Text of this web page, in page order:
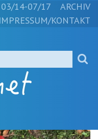
03/14-07/17
ARCHIV
IMPRESSUM/KONTAKT